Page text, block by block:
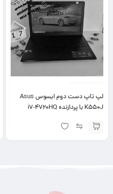
لپ تاپ دست دوم ایسوس Asus
K550J با پردازنده i7-4720HQ